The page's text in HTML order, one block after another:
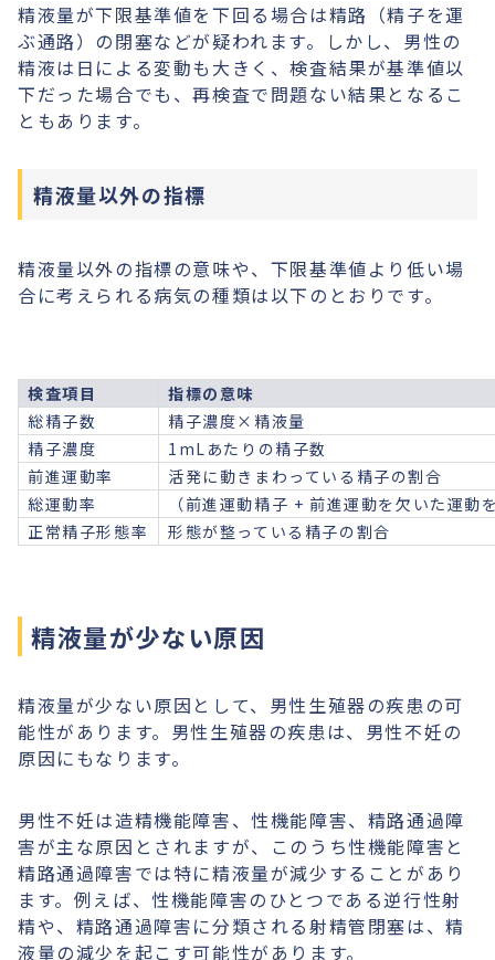
精液量が下限基準値を下回る場合は精路（精子を運
ぶ通路）の閉塞などが疑われます。しかし、男性の
精液は日による変動も大きく、検査結果が基準値以
下だった場合でも、再検査で問題ない結果となるこ
ともあります。
精液量以外の指標
精液量以外の指標の意味や、下限基準値より低い場
合に考えられる病気の種類は以下のとおりです。
検査項目
指標の意味
総精子数
精子濃度×精液量
精子濃度
1mLあたりの精子数
前進運動率
活発に動きまわっている精子の割合
総運動率
（前進運動精子 + 前進運動を欠いた運動
正常精子形態率
形態が整っている精子の割合
精液量が少ない原因
精液量が少ない原因として、男性生殖器の疾患の可
能性があります。男性生殖器の疾患は、男性不妊の
原因にもなります。
男性不妊は造精機能障害、性機能障害、精路通過障
害が主な原因とされますが、このうち性機能障害と
精路通過障害では特に精液量が減少することがあり
ます。例えば、性機能障害のひとつである逆行性射
精や、精路通過障害に分類される射精管閉塞は、精
液量の減少を起こす可能性があります。